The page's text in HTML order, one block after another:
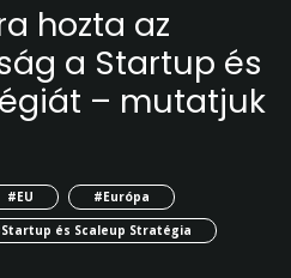
hozta az
a Startup és
– mutatjuk
#EU
#Európa
és Scaleup Stratégia